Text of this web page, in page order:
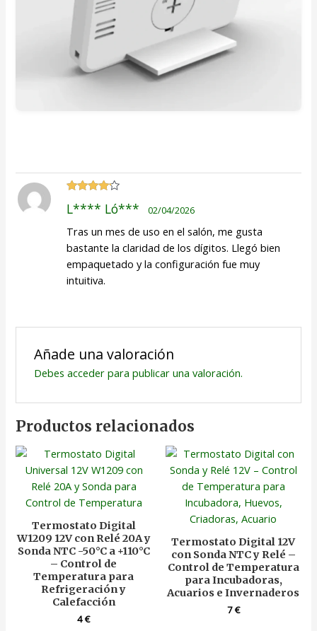
con4de
L**** Ló*** 02/04/2026
Tras un mes de uso en el salón, me gusta
bastante la claridad de los dígitos. Llegó bien
empaquetado y la configuración fue muy
intuitiva.
Añade una valoración
Debes accederpara publicar una valoración.
Productos relacionados
Termostato Digital
W1209 12V con Relé 20A y
Sonda NTC -50°C a +110°C
– Control de
Temperatura para
Refrigeración y
Calefacción
4€
Termostato Digital 12V
con Sonda NTC y Relé –
Control de Temperatura
para Incubadoras,
Acuarios e Invernaderos
7€